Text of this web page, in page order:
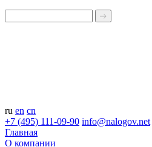
ru en cn
+7 (495) 111-09-90 info@nalogov.net
Главная
О компании